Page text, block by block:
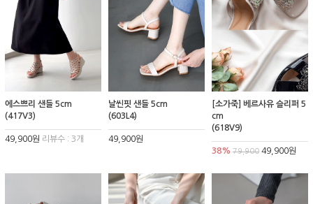
에스쁘리 샌들 5cm
(417V3)
49,900원 리뷰수 : 3개
날씬핏 샌들 5cm
(603L4)
49,900원
[소가죽] 베르사유 슬리퍼 5
cm
(618V9)
38% 79,90049,900원